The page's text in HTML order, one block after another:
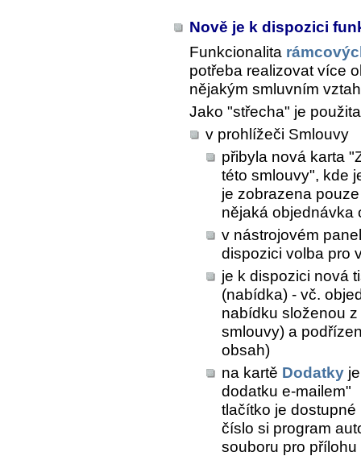
Nově je k dispozici
Funkcionalita
potřeba realizovat více
nějakým smluvním
Jako "střecha" je
v prohlížeči Smlouvy
přibyla nová karta
této smlouvy", kde
je zobrazena
nějaká objednávka
v nástrojovém
dispozici volba pro
je k dispozici nová
(nabídka) - vč.
nabídku složenou
smlouvy) a
obsah)
na kartě Dodatky
dodatku e-mailem"
tlačítko je
číslo si program
souboru pro přílohu